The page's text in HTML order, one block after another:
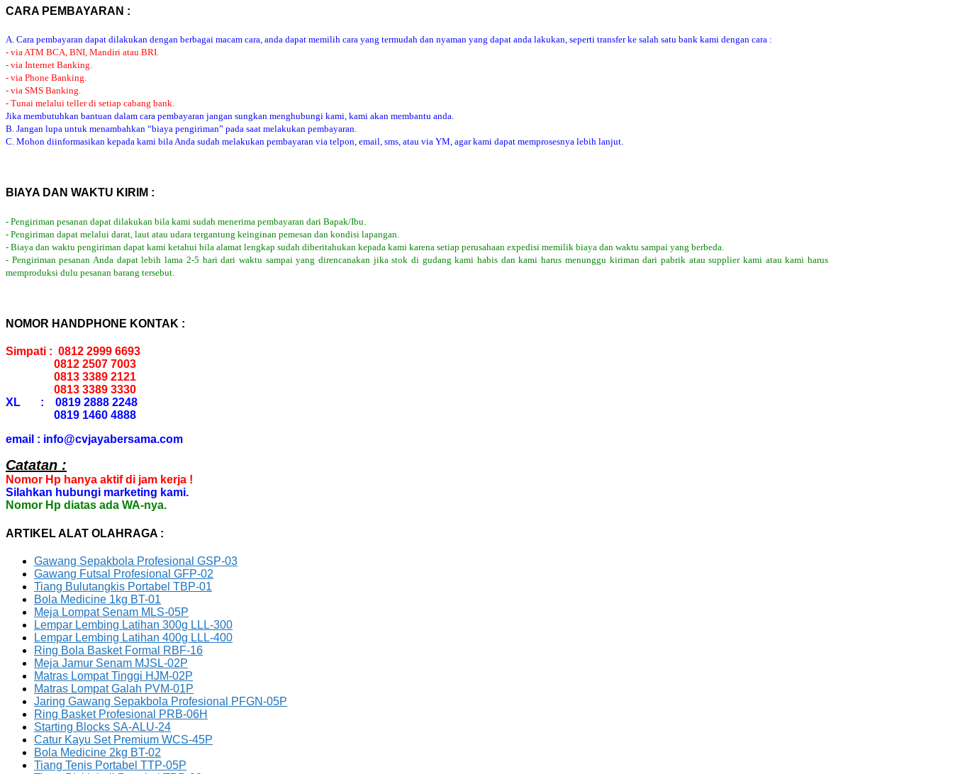
CARA PEMBAYARAN :
A. Cara pembayaran dapat dilakukan dengan berbagai macam cara, anda dapat memilih cara yang termudah dan nyaman yang dapat anda lakukan, seperti transfer ke salah satu bank kami dengan cara :
- via ATM BCA, BNI, Mandiri atau BRI.
- via Internet Banking.
- via Phone Banking.
- via SMS Banking.
- Tunai melalui teller di setiap cabang bank.
Jika membutuhkan bantuan dalam cara pembayaran jangan sungkan menghubungi kami, kami akan membantu anda.
B. Jangan lupa untuk menambahkan “biaya pengiriman” pada saat melakukan pembayaran.
C. Mohon diinformasikan kepada kami bila Anda sudah melakukan pembayaran via telpon, email, sms, atau via YM, agar kami dapat memprosesnya lebih lanjut.
BIAYA DAN WAKTU KIRIM :
- Pengiriman pesanan dapat dilakukan bila kami sudah menerima pembayaran dari Bapak/Ibu.
- Pengiriman dapat melalui darat, laut atau udara tergantung keinginan pemesan dan kondisi lapangan.
- Biaya dan waktu pengiriman dapat kami ketahui bila alamat lengkap sudah diberitahukan kepada kami karena setiap perusahaan expedisi memilik biaya dan waktu sampai yang berbeda.
- Pengiriman pesanan Anda dapat lebih lama 2-5 hari dari waktu sampai yang direncanakan jika stok di gudang kami habis dan kami harus menunggu kiriman dari pabrik atau supplier kami atau kami harus
memproduksi dulu pesanan barang tersebut.
NOMOR HANDPHONE KONTAK :
Simpati : 0812 2999 6693
0812 2507 7003
0813 3389 2121
0813 3389 3330
XL : 0819 2888 2248
0819 1460 4888
email : info@cvjayabersama.com
Catatan :
Nomor Hp hanya aktif di jam kerja !
Silahkan hubungi marketing kami.
Nomor Hp diatas ada WA-nya.
ARTIKEL ALAT OLAHRAGA :
Gawang Sepakbola Profesional GSP-03
Gawang Futsal Profesional GFP-02
Tiang Bulutangkis Portabel TBP-01
Bola Medicine 1kg BT-01
Meja Lompat Senam MLS-05P
Lempar Lembing Latihan 300g LLL-300
Lempar Lembing Latihan 400g LLL-400
Ring Bola Basket Formal RBF-16
Meja Jamur Senam MJSL-02P
Matras Lompat Tinggi HJM-02P
Matras Lompat Galah PVM-01P
Jaring Gawang Sepakbola Profesional PFGN-05P
Ring Basket Profesional PRB-06H
Starting Blocks SA-ALU-24
Catur Kayu Set Premium WCS-45P
Bola Medicine 2kg BT-02
Tiang Tenis Portabel TTP-05P